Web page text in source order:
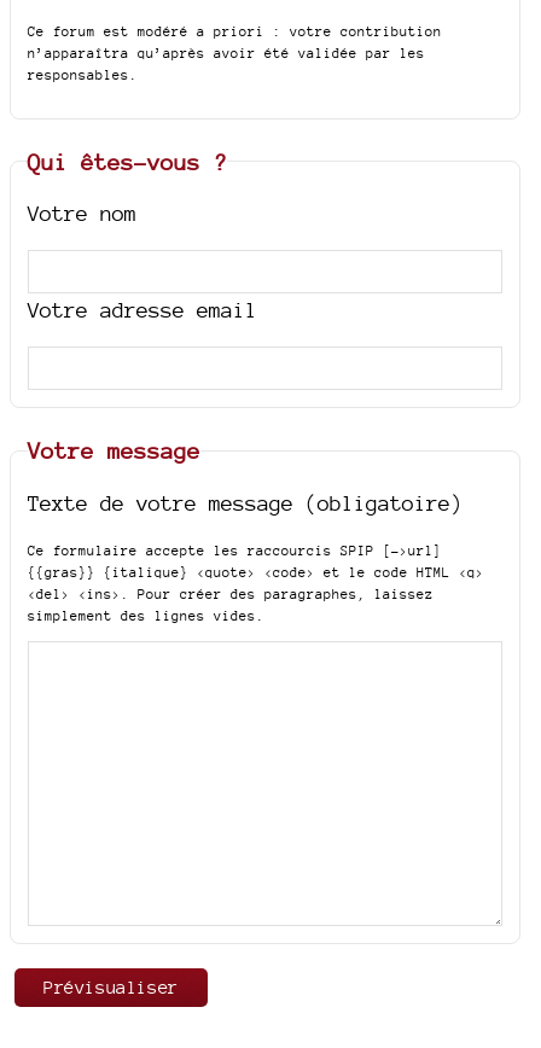
Ce forum est modéré a priori : votre contribution
n’apparaîtra qu’après avoir été validée par les
responsables.
Qui êtes-vous ?
Votre nom
Votre adresse email
Votre message
Texte de votre message (obligatoire)
Ce formulaire accepte les raccourcis SPIP
[->url]
{{gras}} {italique} <quote> <code>
et le code HTML <q>
<del> <ins>
. Pour créer des paragraphes, laissez
simplement des lignes vides.